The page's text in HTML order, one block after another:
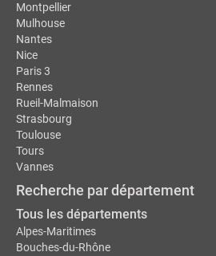
Montpellier
Mulhouse
Nantes
Nice
Paris 3
Rennes
Rueil-Malmaison
Strasbourg
Toulouse
Tours
Vannes
Recherche par département
Tous les départements
Alpes-Maritimes
Bouches-du-Rhône